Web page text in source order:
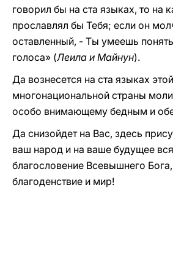
говорил бы на ста языках, то на
прославлял бы Тебя; если он
оставленный, - Ты умеешь
голоса» (Леила и Майнун).
Да вознесется на ста языках этой
многонациональной страны
особо внимающему бедным и
Да снизойдет на Вас, здесь
ваш народ и на ваше будущее
благословение Всевышнего
благоденствие и мир!